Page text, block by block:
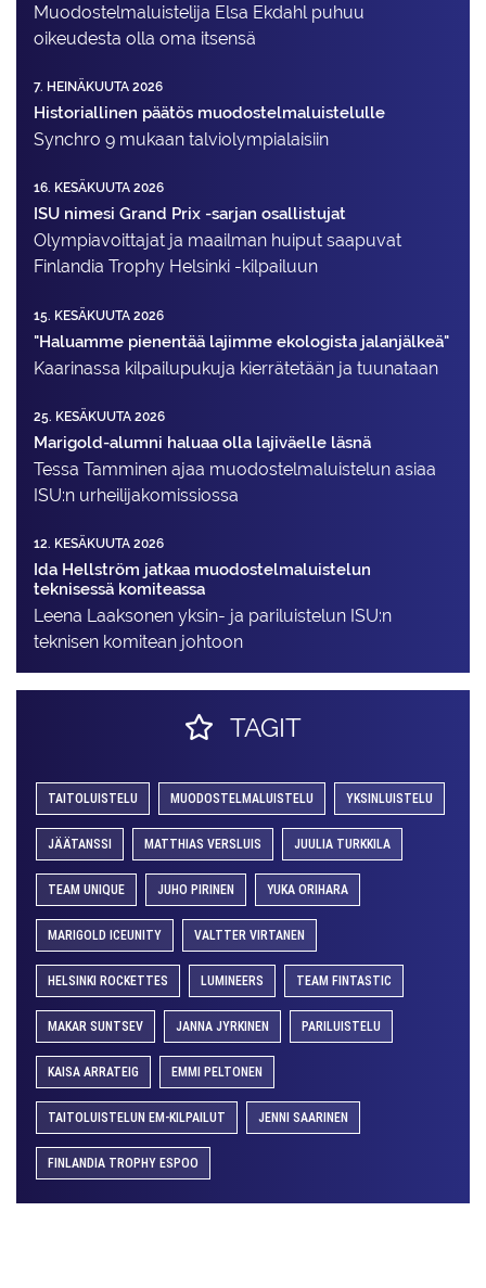
Muodostelma­luistelija Elsa Ekdahl puhuu
oikeudesta olla oma itsensä
7. HEINÄKUUTA 2026
Historiallinen päätös muodostelmaluistelulle
Synchro 9 mukaan talviolympialaisiin
16. KESÄKUUTA 2026
ISU nimesi Grand Prix -sarjan osallistujat
Olympiavoittajat ja maailman huiput saapuvat
Finlandia Trophy Helsinki -kilpailuun
15. KESÄKUUTA 2026
"Haluamme pienentää lajimme ekologista jalanjälkeä"
Kaarinassa kilpailupukuja kierrätetään ja tuunataan
25. KESÄKUUTA 2026
Marigold-alumni haluaa olla lajiväelle läsnä
Tessa Tamminen ajaa muodostelma­luistelun asiaa
ISU:n urheilija­komissiossa
12. KESÄKUUTA 2026
Ida Hellström jatkaa muodostelmaluistelun
teknisessä komiteassa
Leena Laaksonen yksin- ja pariluistelun ISU:n
teknisen komitean johtoon
TAGIT
TAITOLUISTELU MUODOSTELMALUISTELU YKSINLUISTELU
JÄÄTANSSI MATTHIAS VERSLUIS JUULIA TURKKILA
TEAM UNIQUE JUHO PIRINEN YUKA ORIHARA
MARIGOLD ICEUNITY VALTTER VIRTANEN
HELSINKI ROCKETTES LUMINEERS TEAM FINTASTIC
MAKAR SUNTSEV JANNA JYRKINEN PARILUISTELU
KAISA ARRATEIG EMMI PELTONEN
TAITOLUISTELUN EM-KILPAILUT JENNI SAARINEN
FINLANDIA TROPHY ESPOO